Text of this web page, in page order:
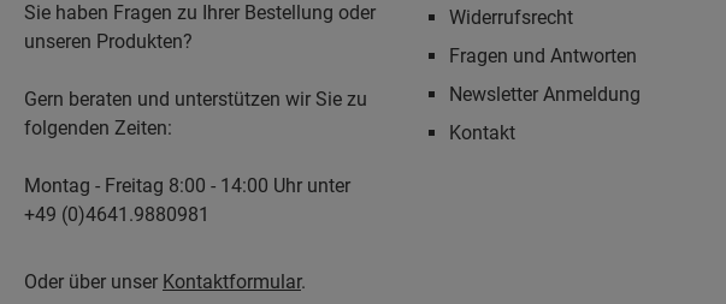
Sie haben Fragen zu Ihrer Bestellung oder
unseren Produkten?
Gern beraten und unterstützen wir Sie zu
folgenden Zeiten:
Montag - Freitag 8:00 - 14:00 Uhr unter
+49 (0)4641.9880981
Oder über unser Kontaktformular.
Widerrufsrecht
Fragen und Antworten
Newsletter Anmeldung
Kontakt